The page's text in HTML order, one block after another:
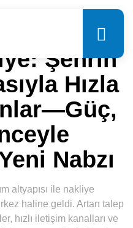
Şehrin
Hızla
Nabzı
altyapısı ile nakliye
haline geldi. Artan talep
hızlı iletişim kanalları ve